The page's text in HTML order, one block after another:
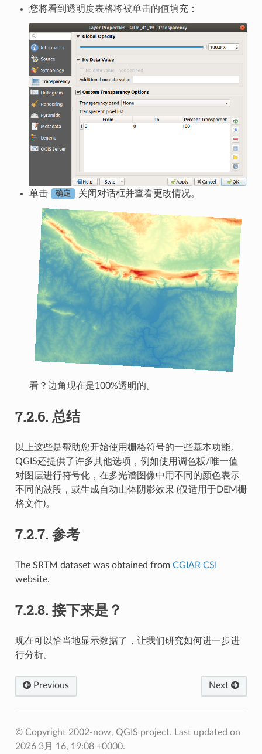
您将看到透明度表格将被单击的值填充：
单击 确定 关闭对话框并查看更改情况。
看？边角现在是100%透明的。
7.2.6. 总结
以上这些是帮助您开始使用栅格符号的一些基本功能。
QGIS还提供了许多其他选项，例如使用调色板/唯一值
对图层进行符号化，在多光谱图像中用不同的颜色表示
不同的波段，或生成自动山体阴影效果 (仅适用于DEM栅
格文件)。
7.2.7. 参考
The SRTM dataset was obtained from CGIAR CSI
website.
7.2.8. 接下来是？
现在可以恰当地显示数据了，让我们研究如何进一步进
行分析。
Previous Next
© Copyright 2002-now, QGIS project. Last updated on
2026 3月 16, 19:08 +0000.